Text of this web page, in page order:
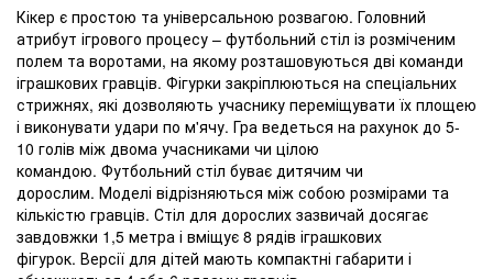
Кікер є простою та універсальною розвагою. Головний
атрибут ігрового процесу – футбольний стіл із розміченим
полем та воротами, на якому розташовуються дві команди
іграшкових гравців. Фігурки закріплюються на спеціальних
стрижнях, які дозволяють учаснику переміщувати їх площею
і виконувати удари по м'ячу. Гра ведеться на рахунок до 5-
10 голів між двома учасниками чи цілою
командою. Футбольний стіл буває дитячим чи
дорослим. Моделі відрізняються між собою розмірами та
кількістю гравців. Стіл для дорослих зазвичай досягає
завдовжки 1,5 метра і вміщує 8 рядів іграшкових
фігурок. Версії для дітей мають компактні габарити і